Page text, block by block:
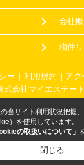
会社
物件
ー 利用規約 アク
式会社マイエステー
当サイト利用状況把握
）を使用しています。
の取扱いについて」
閉じる